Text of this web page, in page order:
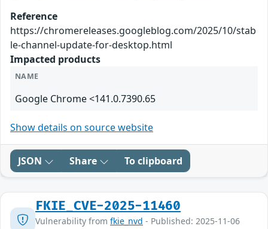
Reference
https://chromereleases.googleblog.com/2025/10/stab
le-channel-update-for-desktop.html
Impacted products
NAME
Google Chrome <141.0.7390.65
Show details on source website
JSON Share To clipboard
FKIE_CVE-2025-11460
Vulnerability from fkie_nvd - Published: 2025-11-06